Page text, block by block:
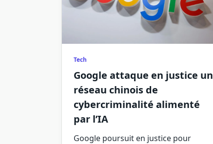
Tech
Google attaque en justice un
réseau chinois de
cybercriminalité alimenté
par l’IA
Google poursuit en justice pour